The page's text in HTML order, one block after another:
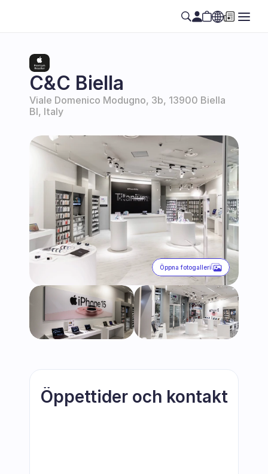
SE
C&C Biella
Viale Domenico Modugno, 3b, 13900 Biella
BI, Italy
Öppna fotogalleri
Öppettider och kontakt